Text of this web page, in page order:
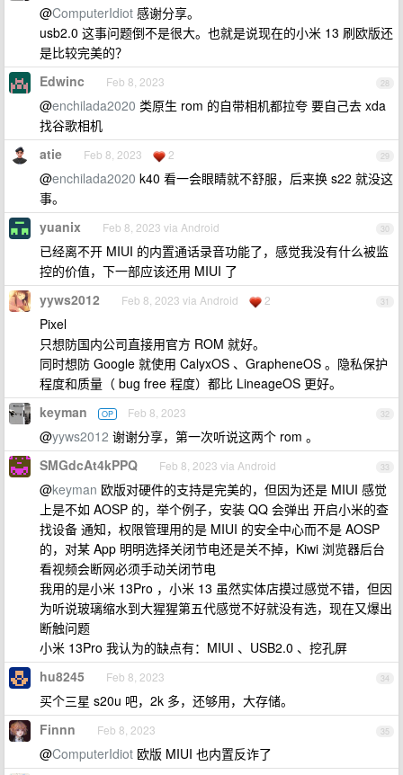
@ComputerIdiot 感谢分享。
usb2.0 这事问题倒不是很大。也就是说现在的小米 13 刷欧版还
是比较完美的？
28
Edwinc Feb 8, 2023
@enchilada2020 类原生 rom 的自带相机都拉夸 要自己去 xda
找谷歌相机
29
atie Feb 8, 2023 2
@enchilada2020 k40 看一会眼睛就不舒服，后来换 s22 就没这
事。
30
yuanix Feb 8, 2023 via Android
已经离不开 MIUI 的内置通话录音功能了，感觉我没有什么被监
控的价值，下一部应该还用 MIUI 了
31
yyws2012 Feb 8, 2023 via Android 2
Pixel
只想防国内公司直接用官方 ROM 就好。
同时想防 Google 就使用 CalyxOS 、GrapheneOS 。隐私保护
程度和质量（ bug free 程度）都比 LineageOS 更好。
32
keyman OP Feb 8, 2023
@yyws2012 谢谢分享，第一次听说这两个 rom 。
33
SMGdcAt4kPPQ Feb 8, 2023 via Android
@keyman 欧版对硬件的支持是完美的，但因为还是 MIUI 感觉
上是不如 AOSP 的，举个例子，安装 QQ 会弹出 开启小米的查
找设备 通知，权限管理用的是 MIUI 的安全中心而不是 AOSP
的，对某 App 明明选择关闭节电还是关不掉，Kiwi 浏览器后台
看视频会断网必须手动关闭节电
我用的是小米 13Pro ，小米 13 虽然实体店摸过感觉不错，但因
为听说玻璃缩水到大猩猩第五代感觉不好就没有选，现在又爆出
断触问题
小米 13Pro 我认为的缺点有：MIUI 、USB2.0 、挖孔屏
34
hu8245 Feb 8, 2023
买个三星 s20u 吧，2k 多，还够用，大存储。
35
Finnn Feb 8, 2023
@ComputerIdiot 欧版 MIUI 也内置反诈了